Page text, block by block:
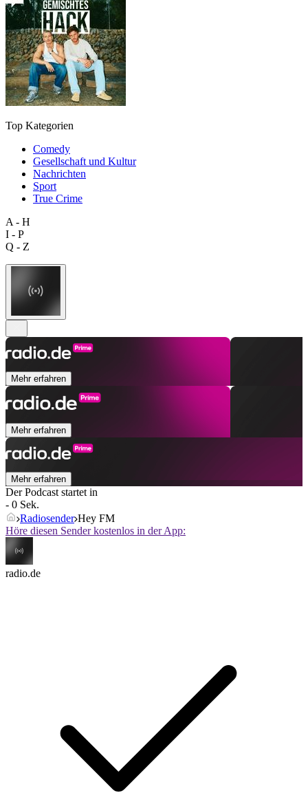
Top Kategorien
Comedy
Gesellschaft und Kultur
Nachrichten
Sport
True Crime
A - H
I - P
Q - Z
Mehr erfahren
Mehr erfahren
Mehr erfahren
Der Podcast startet in
- 0 Sek.
Radiosender Hey FM
Höre diesen Sender kostenlos in der App:
radio.de